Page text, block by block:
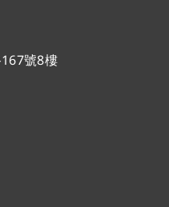
號8樓